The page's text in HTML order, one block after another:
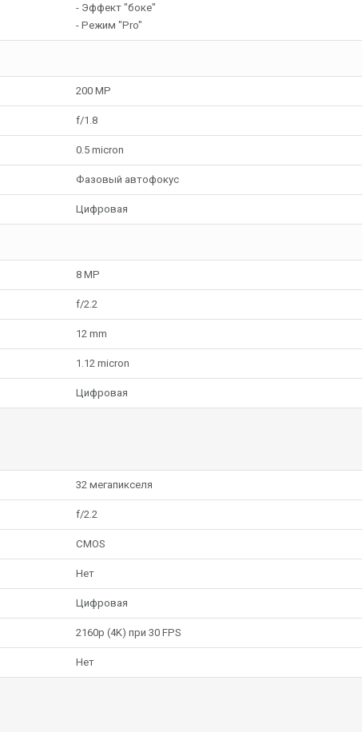
- Эффект "боке"
- Режим "Pro"
200 MP
f/1.8
0.5 micron
Фазовый автофокус
Цифровая
8 MP
f/2.2
12 mm
1.12 micron
Цифровая
32 мегапикселя
f/2.2
CMOS
Нет
Цифровая
2160p (4K) при 30 FPS
Нет